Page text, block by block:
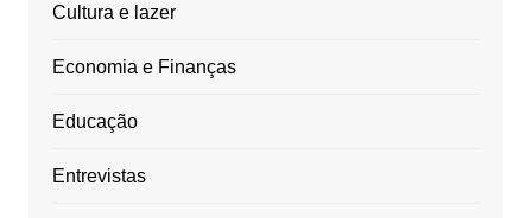
Cultura e lazer
Economia e Finanças
Educação
Entrevistas